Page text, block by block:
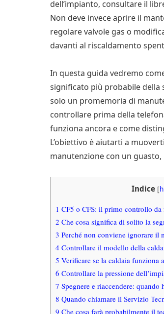
dell’impianto, consultare il
Non deve invece aprire il
regolare valvole gas o
davanti al riscaldamento
In questa guida vedremo
significato più probabile della
solo un promemoria di
controllare prima della
funziona ancora e come
L’obiettivo è aiutarti a
manutenzione con un
Indice [
1 CF5 o CFS: il primo controllo da
2 Che cosa significa di solito la
3 Perché non conviene ignorare il
4 Controllare il modello della
5 Verificare se la caldaia funziona
6 Controllare la pressione
7 Spegnere e riaccendere: quando
8 Quando chiamare il Servizio
9 Che cosa farà probabilmente il